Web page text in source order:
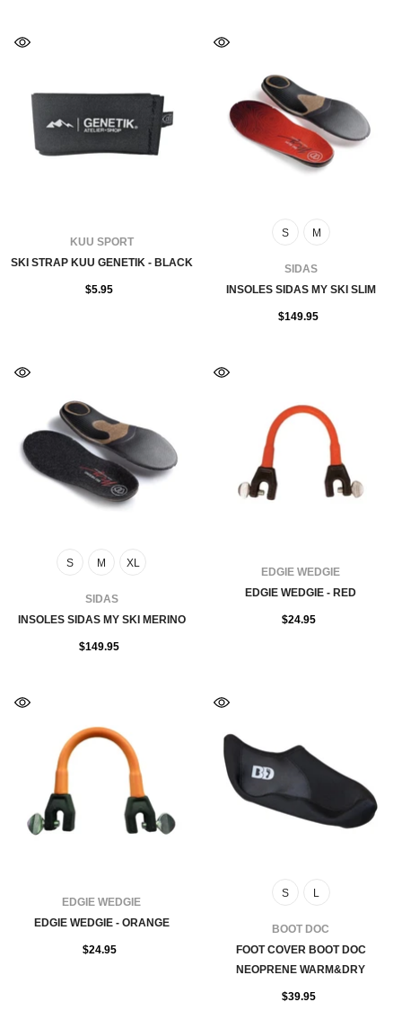
FOURNISSEUR:KUU SPORT
SKI STRAP KUU GENETIK - BLACK
$5.95
S M
FOURNISSEUR:SIDAS
INSOLES SIDAS MY SKI SLIM
$149.95
S M XL
FOURNISSEUR:SIDAS
INSOLES SIDAS MY SKI MERINO
$149.95
FOURNISSEUR:EDGIE WEDGIE
EDGIE WEDGIE - RED
$24.95
FOURNISSEUR:EDGIE WEDGIE
EDGIE WEDGIE - ORANGE
$24.95
S L
FOURNISSEUR:BOOT DOC
FOOT COVER BOOT DOC
NEOPRENE WARM&DRY
$39.95